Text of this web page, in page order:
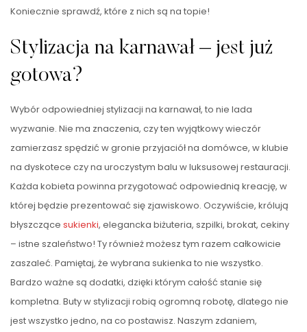
Koniecznie sprawdź, które z nich są na topie!
Stylizacja na karnawał – jest już
gotowa?
Wybór odpowiedniej stylizacji na karnawał, to nie lada
wyzwanie. Nie ma znaczenia, czy ten wyjątkowy wieczór
zamierzasz spędzić w gronie przyjaciół na domówce, w klubie
na dyskotece czy na uroczystym balu w luksusowej restauracji.
Każda kobieta powinna przygotować odpowiednią kreację, w
której będzie prezentować się zjawiskowo. Oczywiście, królują
błyszczące sukienki, elegancka biżuteria, szpilki, brokat, cekiny
– istne szaleństwo! Ty również możesz tym razem całkowicie
zaszaleć. Pamiętaj, że wybrana sukienka to nie wszystko.
Bardzo ważne są dodatki, dzięki którym całość stanie się
kompletna. Buty w stylizacji robią ogromną robotę, dlatego nie
jest wszystko jedno, na co postawisz. Naszym zdaniem,